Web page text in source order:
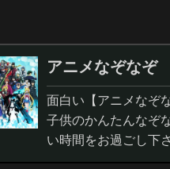
アニメなぞなぞ
面白い【アニメなぞ
子供のかんたんなぞ
い時間をお過ごし下